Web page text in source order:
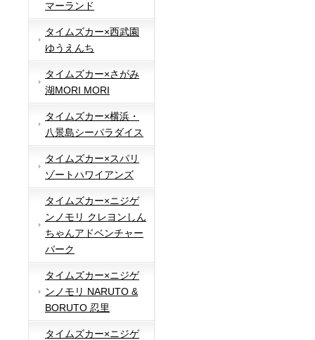
マーランド
タイムズカー×西武園
ゆうえんち
タイムズカー×さがみ
湖MORI MORI
タイムズカー×横浜・
八景島シーパラダイス
タイムズカー×スパリ
ゾートハワイアンズ
タイムズカー×ニジゲ
ンノモリ クレヨンしん
ちゃんアドベンチャー
パーク
タイムズカー×ニジゲ
ンノモリ NARUTO &
BORUTO 忍里
タイムズカー×ニジゲ